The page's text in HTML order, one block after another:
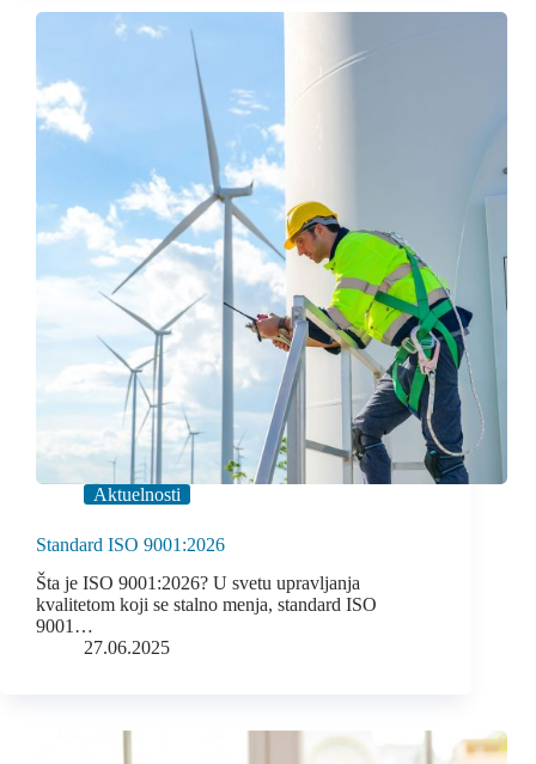
Aktuelnosti
Standard ISO 9001:2026
Šta je ISO 9001:2026? U svetu upravljanja
kvalitetom koji se stalno menja, standard ISO
9001…
27.06.2025